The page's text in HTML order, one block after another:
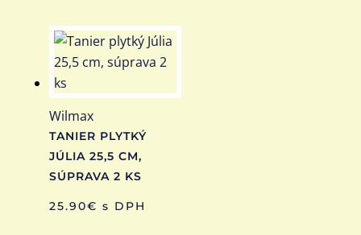
Wilmax
TANIER PLYTKÝ
JÚLIA 25,5 CM,
SÚPRAVA 2 KS
25.90€ s DPH